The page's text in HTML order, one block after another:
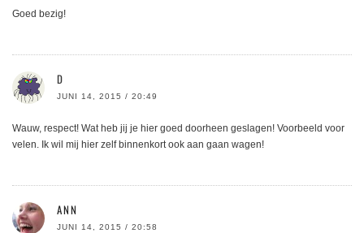
Goed bezig!
D
JUNI 14, 2015 / 20:49
Wauw, respect! Wat heb jij je hier goed doorheen geslagen! Voorbeeld voor
velen. Ik wil mij hier zelf binnenkort ook aan gaan wagen!
ANN
JUNI 14, 2015 / 20:58